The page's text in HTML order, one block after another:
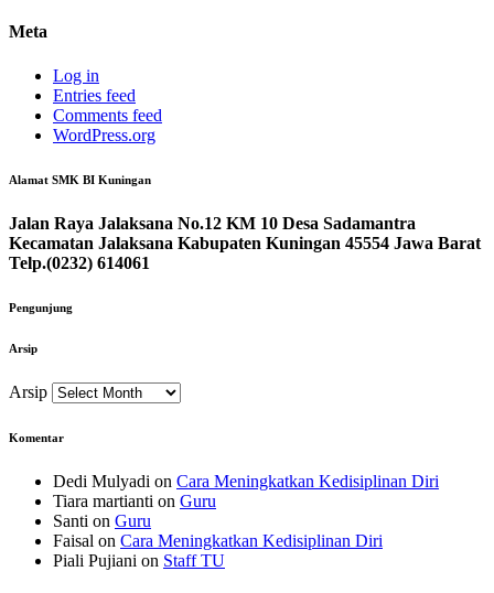
Meta
Log in
Entries feed
Comments feed
WordPress.org
Alamat SMK BI Kuningan
Jalan Raya Jalaksana No.12 KM 10 Desa Sadamantra
Kecamatan Jalaksana Kabupaten Kuningan 45554 Jawa Barat
Telp.(0232) 614061
Pengunjung
Arsip
Arsip
Komentar
Dedi Mulyadi on Cara Meningkatkan Kedisiplinan Diri
Tiara martianti on Guru
Santi on Guru
Faisal on Cara Meningkatkan Kedisiplinan Diri
Piali Pujiani on Staff TU